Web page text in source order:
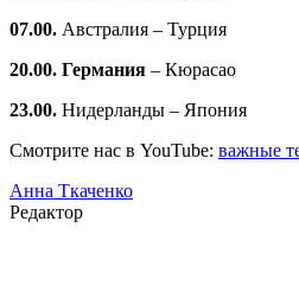
07.00. Австралия – Турция
20.00. Германия – Кюрасао
23.00. Нидерланды – Япония
Смотрите нас в YouTube: важные
Анна Ткаченко
Редактор